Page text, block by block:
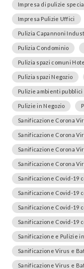
Impresa di pulizie
Impresa Pulizie Uffici
Pulizia Capannoni
Pulizia Condominio
Pulizia spazi comuni
Pulizia spazi Negozio
Pulizie ambienti pubblici
Pulizie in Negozio
Sanificazione Corona
Sanificazione Corona
Sanificazione Corona
Sanificazione Corona
Sanificazione Covid-19
Sanificazione Covid-19
Sanificazione Covid-19
Sanificazione Covid-19
Sanificazione e Pulizie
Sanificazione Virus e
Sanificazione Virus e